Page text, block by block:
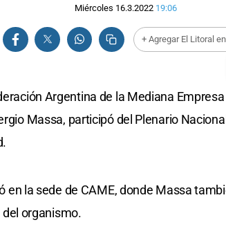
Miércoles 16.3.2022 19:06
+ Agregar El Litoral en
Argentina de la Mediana
Massa, participó del Plenario
en la sede de CAME, donde Massa
organismo.